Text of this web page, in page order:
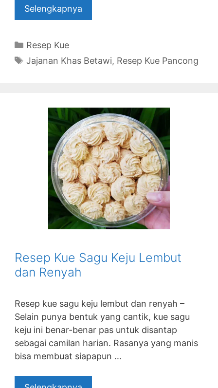
Selengkapnya
Categories
Resep Kue
Tags
Jajanan Khas Betawi, Resep Kue Pancong
Resep Kue Sagu Keju Lembut
dan Renyah
Resep kue sagu keju lembut dan renyah –
Selain punya bentuk yang cantik, kue sagu
keju ini benar-benar pas untuk disantap
sebagai camilan harian. Rasanya yang manis
bisa membuat siapapun …